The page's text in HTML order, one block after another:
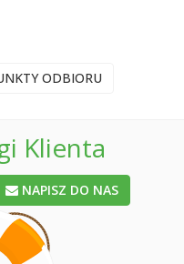
ODBIORU
Klienta
NAPISZ DO NAS